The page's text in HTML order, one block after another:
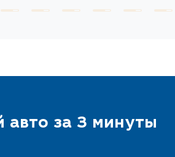
авто за 3 минуты